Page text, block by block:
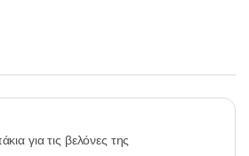
για τις βελόνες της